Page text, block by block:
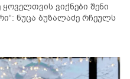
ვიქნები შენი
ნუცა ბუზალაძე რჩეულს